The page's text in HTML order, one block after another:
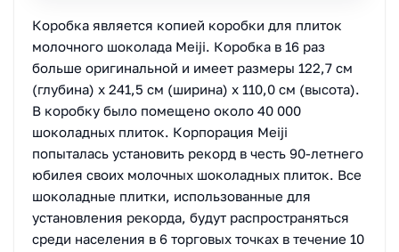
Коробка является копией коробки для плиток
молочного шоколада Meiji. Коробка в 16 раз
больше оригинальной и имеет размеры 122,7 см
(глубина) x 241,5 см (ширина) x 110,0 см (высота).
В коробку было помещено около 40 000
шоколадных плиток. Корпорация Meiji
попыталась установить рекорд в честь 90-летнего
юбилея своих молочных шоколадных плиток. Все
шоколадные плитки, использованные для
установления рекорда, будут распространяться
среди населения в 6 торговых точках в течение 10